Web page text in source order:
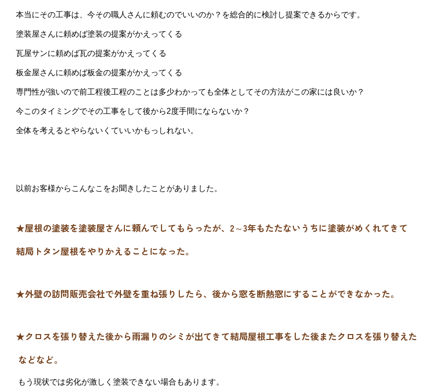
本当にその工事は、今その職人さんに頼むのでいいのか？を総合的に検討し提案できるからです。
塗装屋さんに頼めば塗装の提案がかえってくる
瓦屋サンに頼めば瓦の提案がかえってくる
板金屋さんに頼めば板金の提案がかえってくる
専門性が強いので前工程後工程のことは多少わかっても全体としてその方法がこの家には良いか？
今このタイミングでその工事をして後から2度手間にならないか？
全体を考えるとやらないくていいかもっしれない。
以前お客様からこんなこをお聞きしたことがありました。
★屋根の塗装を塗装屋さんに頼んでしてもらったが、2～3年もたたないうちに塗装がめくれてきて
結局トタン屋根をやりかえることになった。
★外壁の訪問販売会社で外壁を重ね張りしたら、後から窓を断熱窓にすることができなかった。
★クロスを張り替えた後から雨漏りのシミが出てきて結局屋根工事をした後またクロスを張り替えた
などなど。
もう現状では劣化が激しく塗装できない場合もあります。